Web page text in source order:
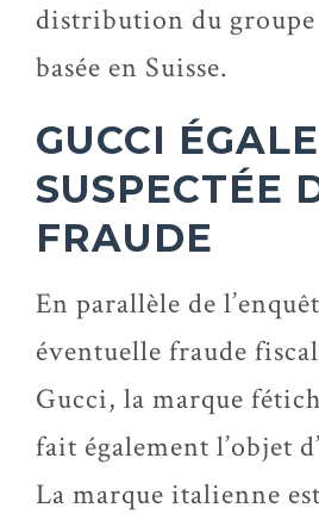
distribution du
basée en Suisse.
GUCCI
SUSPECTÉE
FRAUDE
En parallèle de
éventuelle fraude
Gucci, la marque
fait également l’objet
La marque italienne